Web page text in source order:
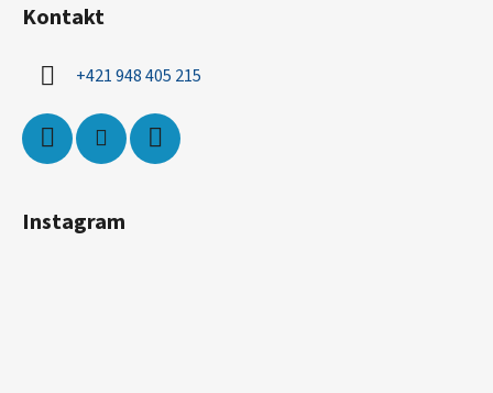
Kontakt
+421 948 405 215
Instagram